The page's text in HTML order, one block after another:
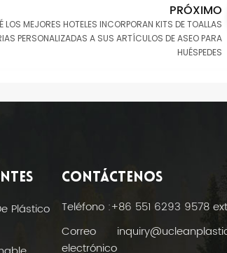
PRÓXIMO
LOS MEJORES HOTELES INCORPORAN KITS DE TOALLAS
PERSONALIZADAS A SUS ARTÍCULOS DE ASEO PARA
HUÉSPEDES
Plástico
CONTÁCTENOS
Teléfono :+86 551 6293 9578
Correo
electrónico